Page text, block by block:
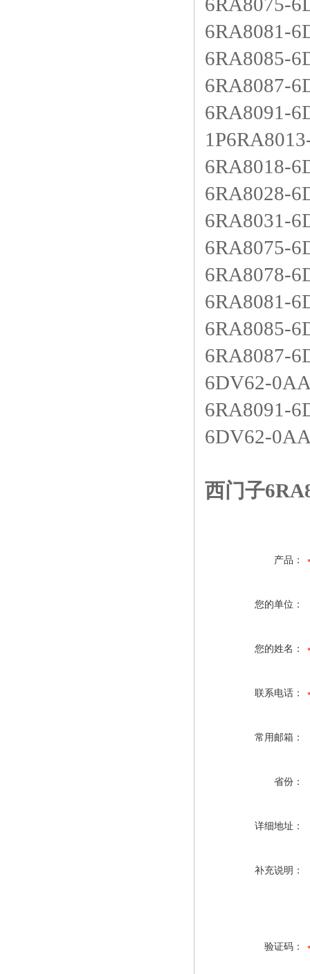
6RA8081-
6RA8085-
6RA8087-
6RA8091-
6RA8018-
6RA8028-
6RA8031-
6RA8075-
6RA8078-
6RA8081-
6RA8085-
6RA8087-
6DV62-
6RA8091-
6DV62-
西门子
产品：
您的单位：
您的姓名：
联系电话：
常用邮箱：
省份：
详细地址：
补充说明：
验证码：